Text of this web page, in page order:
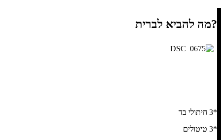
מה להביא לברית?
*3 חיתולי בד
*3 טיטולים